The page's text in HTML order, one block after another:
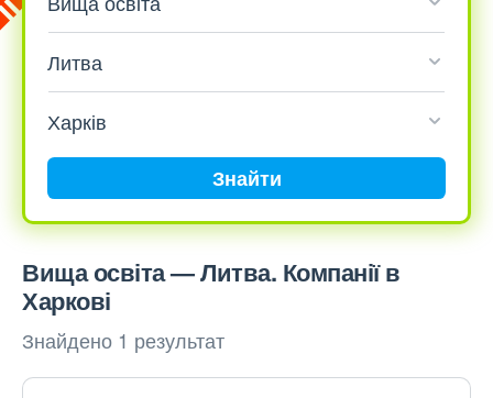
Знайти
Вища освіта — Литва. Компанії в
Харкові
Знайдено 1 результат